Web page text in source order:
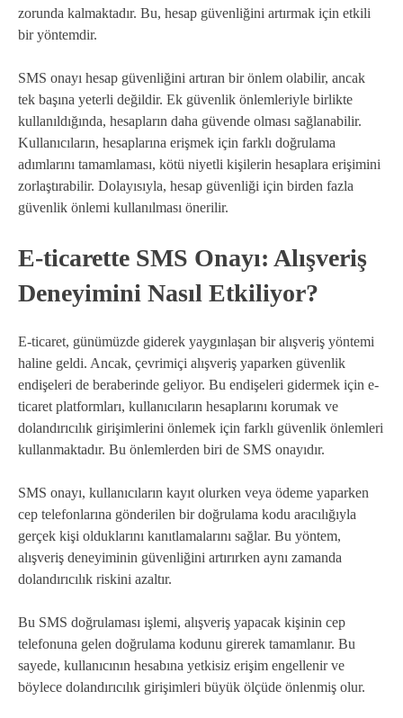
zorunda kalmaktadır. Bu, hesap güvenliğini artırmak için etkili
bir yöntemdir.
SMS onayı hesap güvenliğini artıran bir önlem olabilir, ancak
tek başına yeterli değildir. Ek güvenlik önlemleriyle birlikte
kullanıldığında, hesapların daha güvende olması sağlanabilir.
Kullanıcıların, hesaplarına erişmek için farklı doğrulama
adımlarını tamamlaması, kötü niyetli kişilerin hesaplara erişimini
zorlaştırabilir. Dolayısıyla, hesap güvenliği için birden fazla
güvenlik önlemi kullanılması önerilir.
E-ticarette SMS Onayı: Alışveriş
Deneyimini Nasıl Etkiliyor?
E-ticaret, günümüzde giderek yaygınlaşan bir alışveriş yöntemi
haline geldi. Ancak, çevrimiçi alışveriş yaparken güvenlik
endişeleri de beraberinde geliyor. Bu endişeleri gidermek için e-
ticaret platformları, kullanıcıların hesaplarını korumak ve
dolandırıcılık girişimlerini önlemek için farklı güvenlik önlemleri
kullanmaktadır. Bu önlemlerden biri de SMS onayıdır.
SMS onayı, kullanıcıların kayıt olurken veya ödeme yaparken
cep telefonlarına gönderilen bir doğrulama kodu aracılığıyla
gerçek kişi olduklarını kanıtlamalarını sağlar. Bu yöntem,
alışveriş deneyiminin güvenliğini artırırken aynı zamanda
dolandırıcılık riskini azaltır.
Bu SMS doğrulaması işlemi, alışveriş yapacak kişinin cep
telefonuna gelen doğrulama kodunu girerek tamamlanır. Bu
sayede, kullanıcının hesabına yetkisiz erişim engellenir ve
böylece dolandırıcılık girişimleri büyük ölçüde önlenmiş olur.